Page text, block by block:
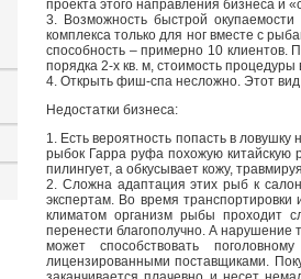
проекта этого направления бизнеса и
3. Возможность быстрой
комплекса только для ног вместе с
способность – примерно 10 клиентов.
порядка 2-х кв. м, стоимость
4. Открыть фиш-спа несложно. Этот вид
Недостатки бизнеса:
1. Есть вероятность попасть в
рыбок Гарра руфа похожую китайскую
пилингует, а обкусывает кожу,
2. Сложна адаптация этих рыб к
экспертам. Во время
климатом организм рыбы проходит
перенести благополучно. А нарушение
может способствовать
лицензированными поставщиками.